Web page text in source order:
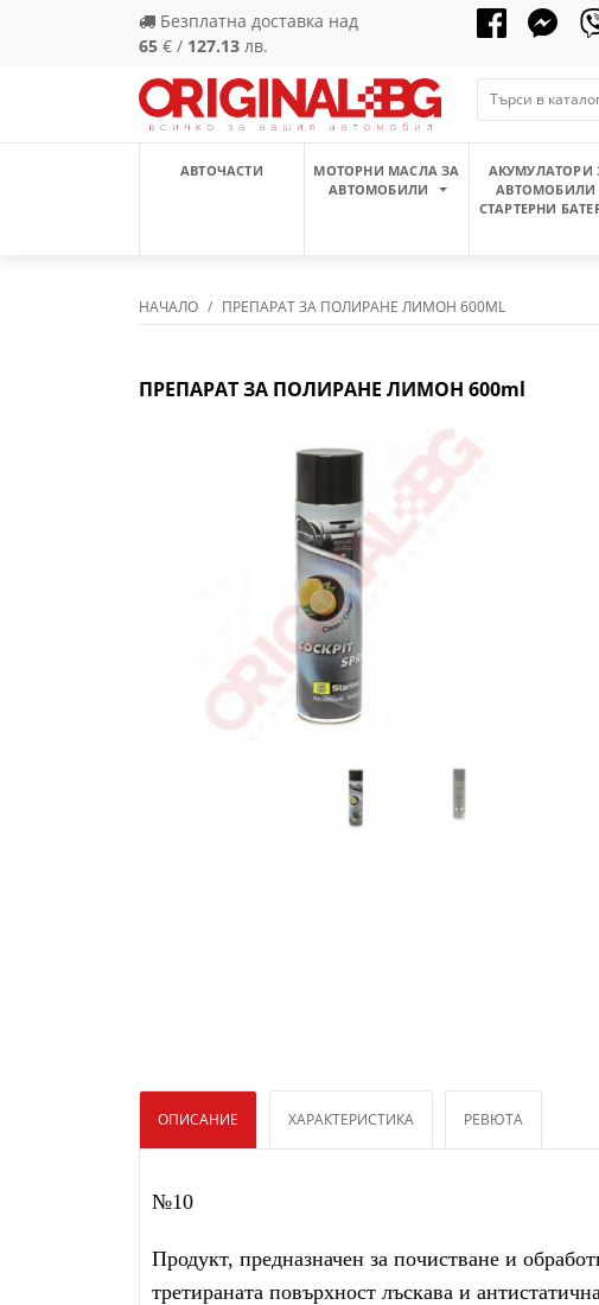
Безплатна доставка над
65 € / 127.13 лв.
АВТОЧАСТИ
МОТОРНИ МАСЛА ЗА
АВТОМОБИЛИ
АКУМУЛАТОРИ
АВТОМОБИЛИ
СТАРТЕРНИ
НАЧАЛО ПРЕПАРАТ ЗА ПОЛИРАНЕ ЛИМОН 600ML
ПРЕПАРАТ ЗА ПОЛИРАНЕ ЛИМОН 600ml
ОПИСАНИЕ ХАРАКТЕРИСТИКА РЕВЮТА
№10
Продукт, предназначен за почистване и
третираната повърхност лъскава и